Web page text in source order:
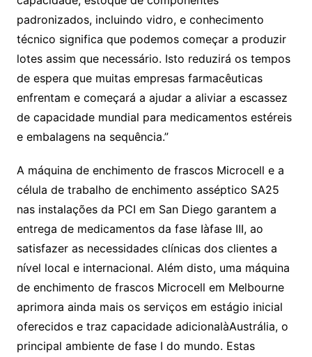
padronizados, incluindo vidro, e conhecimento
técnico significa que podemos começar a produzir
lotes assim que necessário. Isto reduzirá os tempos
de espera que muitas empresas farmacêuticas
enfrentam e começará a ajudar a aliviar a escassez
de capacidade mundial para medicamentos estéreis
e embalagens na sequência.”
A máquina de enchimento de frascos Microcell e a
célula de trabalho de enchimento asséptico SA25
nas instalações da PCI em San Diego garantem a
entrega de medicamentos da fase Iàfase III, ao
satisfazer as necessidades clínicas dos clientes a
nível local e internacional. Além disto, uma máquina
de enchimento de frascos Microcell em Melbourne
aprimora ainda mais os serviços em estágio inicial
oferecidos e traz capacidade adicionalàAustrália, o
principal ambiente de fase I do mundo. Estas